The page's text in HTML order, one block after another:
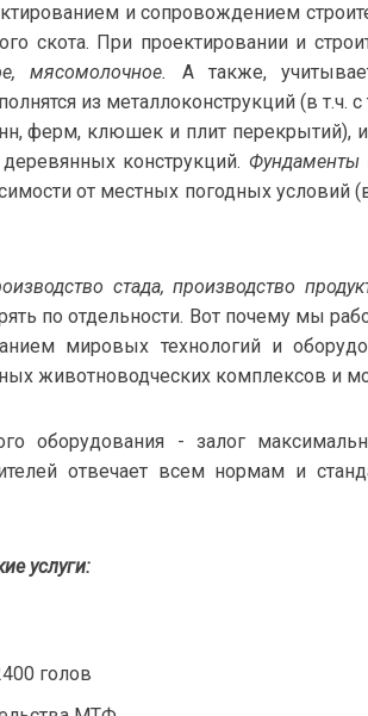
и сопровождением
скота. При проектировании и
мясомолочное.
А также,
из металлоконструкций (в
ферм, клюшек и плит перекрытий),
конструкций. Фундаменты
от местных погодных условий
стада, производство
по отдельности. Вот почему мы
мировых технологий и
животноводческих комплексов и
оборудования - залог
отвечает всем нормам и
услуги:
голов